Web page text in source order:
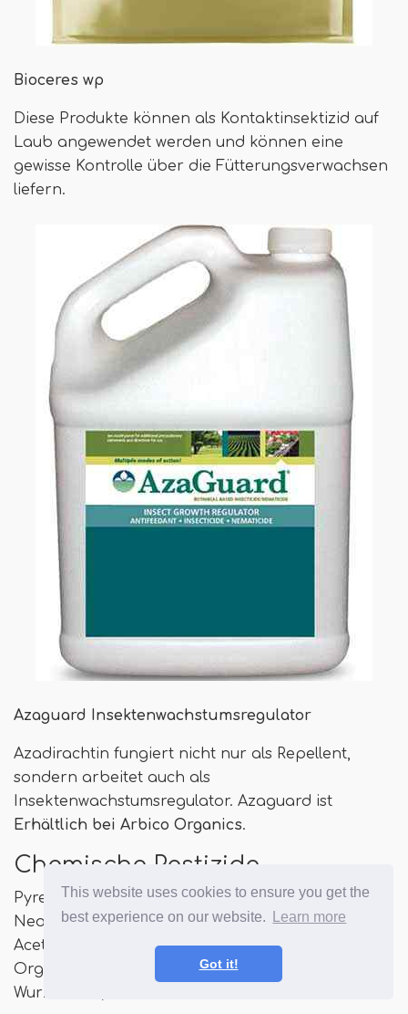
This website uses cookies to ensure you get the
best experience on our website.
Learn more
Got it!
Bioceres wp
Diese Produkte können als Kontaktinsektizid auf
Laub angewendet werden und können eine
gewisse Kontrolle über die Fütterungsverwachsen
liefern.
Azaguard Insektenwachstumsregulator
Azadirachtin fungiert nicht nur als Repellent,
sondern arbeitet auch als
Insektenwachstumsregulator. Azaguard ist
Erhältlich bei Arbico Organics.
Chemische Pestizide
Pyrethroide wie Esfenvalerate und Fluvalinate;
Neonicotinoide wie Imidacloprid, Clothianidin und
Acetamiprid; Carbamate wie Carbaryl; und
Organophosphate wie Malathion töten
Wurzelkäfer, insbesondere Erwachsene.